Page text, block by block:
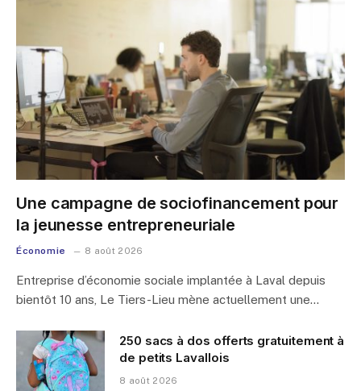
Une campagne de sociofinancement pour
la jeunesse entrepreneuriale
Économie 8 août 2026
Entreprise d’économie sociale implantée à Laval depuis
bientôt 10 ans, Le Tiers-Lieu mène actuellement une…
250 sacs à dos offerts gratuitement à
de petits Lavallois
8 août 2026